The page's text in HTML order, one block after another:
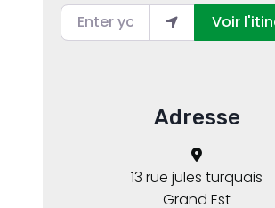
Enter your
Voir
Adresse
13 rue jules turquais
Grand Est